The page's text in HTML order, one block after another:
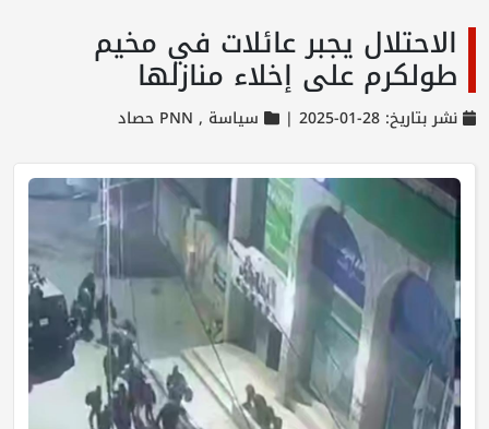
الاحتلال يجبر عائلات في مخيم
طولكرم على إخلاء منازلها
نشر بتاريخ: 28-01-2025 | سياسة , PNN حصاد